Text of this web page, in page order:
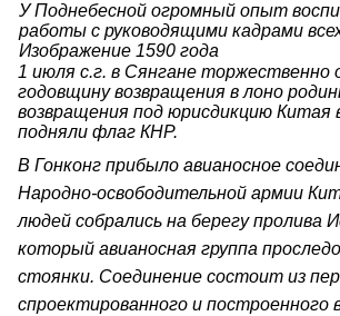
У Поднебесной огромный опыт
работы с руководящими кадрами
Изображение 1590 года
1 июля с.г. в Сянгане
годовщину возвращения в лоно
возвращения под юрисдикцию Китая
подняли флаг КНР.
В Гонконг прибыло авианосное
Народно-освободительной армии
людей собрались на берегу пролива
который авианосная группа
стоянки. Соединение состоит из
спроектированного и построенного